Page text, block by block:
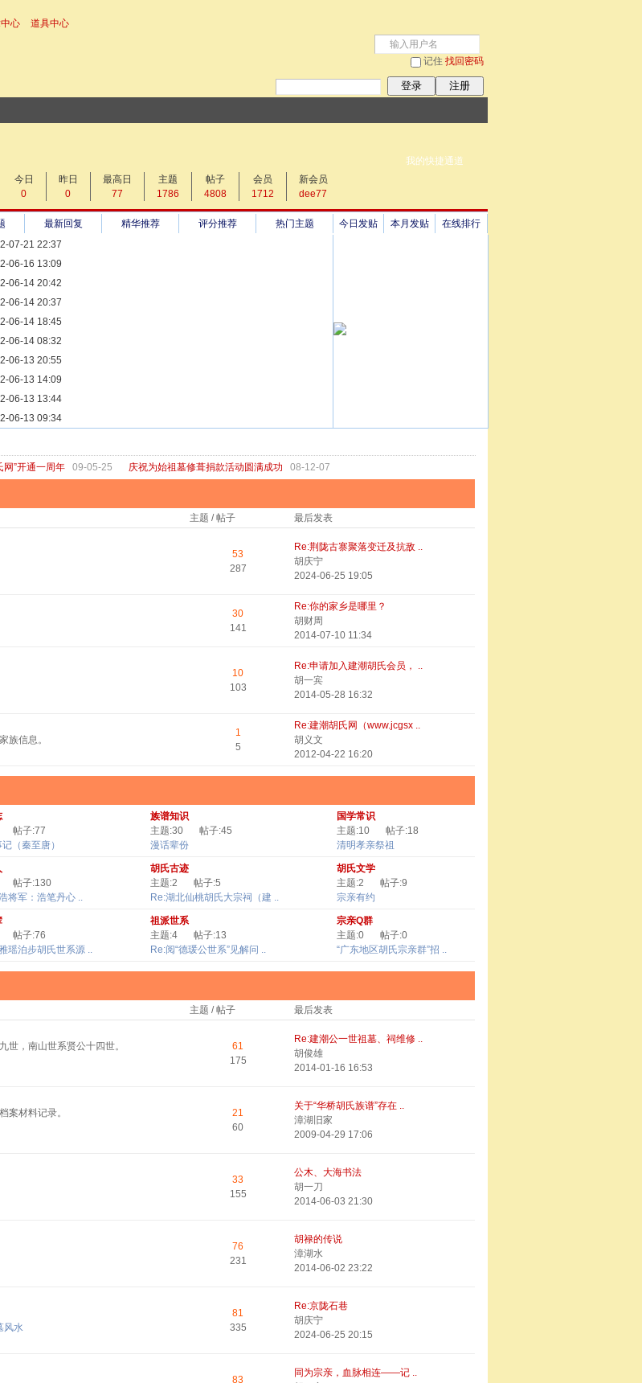
心
道具中心
记住 找回密码
登录 注册
我的快捷通道
帖子 搜 索
热搜：
今日
0
昨日
0
最高日
77
主题
1786
帖子
4808
会员
1712
新会员
dee77
最新回复 精华推荐 评分推荐 热门主题 今日发贴 本月发贴
在线排行
07-21 22:37
] 同为宗亲，血脉相连——记陆丰碣石宗亲到祖家京陇居地探亲问祖
06-16 13:09
] 漫话辈份
06-14 20:42
] 修族谱的用字规范与说明
06-14 20:37
] 一元等于多少年？
06-14 18:45
] 写给远在天堂的父亲——胡棉创
06-14 08:32
] 关于“金鸡落洋”祖坟复原修缮的倡议
06-13 20:55
] 洽礼祖祠
06-13 14:09
] 京华胡氏二世祖祠
06-13 13:44
] 祖祠、家庙
06-13 09:34
网”开通一周年 09-05-25 庆祝为始祖墓修葺捐款活动圆满成功 08-12-07
主题 / 帖子
最后发表
53
287
Re:荆陇古寨聚落变迁及抗敌 ..
胡庆宁
2024-06-25 19:05
30
141
Re:你的家乡是哪里？
胡财周
2014-07-10 11:34
10
103
Re:申请加入建潮胡氏会员， ..
胡一宾
2014-05-28 16:32
族信息。
1
5
Re:建潮胡氏网（www.jcgsx ..
胡义文
2012-04-22 16:20
帖子:77
（秦至唐）
族谱知识
主题:30
帖子:45
漫话辈份
国学常识
主题:10
帖子:18
清明孝亲祭祖
帖子:130
将军：浩笔丹心 ..
胡氏古迹
主题:2
帖子:5
Re:湖北仙桃胡氏大宗祠（建 ..
胡氏文学
主题:2
帖子:9
宗亲有约
帖子:76
瑶泊步胡氏世系源 ..
祖派世系
主题:4
帖子:13
Re:阅“德瑗公世系”见解问 ..
宗亲Q群
主题:0
帖子:0
“广东地区胡氏宗亲群”招 ..
主题 / 帖子
最后发表
世，南山世系贤公十四世。
61
175
Re:建潮公一世祖墓、祠维修 ..
胡俊雄
2014-01-16 16:53
案材料记录。
21
60
关于“华桥胡氏族谱”存在 ..
漳湖旧家
2009-04-29 17:06
33
155
公木、大海书法
胡一刀
2014-06-03 21:30
76
231
胡禄的传说
漳湖水
2014-06-02 23:22
风水
81
335
Re:京陇石巷
胡庆宁
2024-06-25 20:15
83
同为宗亲，血脉相连——记 ..